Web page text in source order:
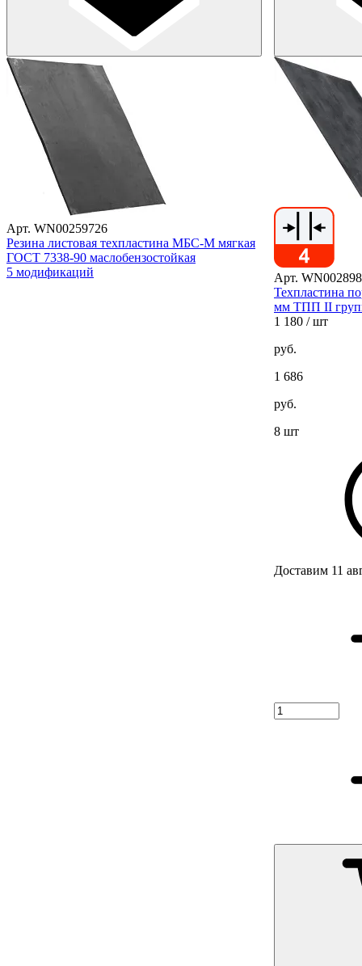
Арт. WN00259726
Резина листовая техпластина МБС-М мягкая
ГОСТ 7338-90 маслобензостойкая
5 модификаций
Арт.
Техпластина
мм ТПП II
1 180 / шт
руб.
1 686
руб.
8 шт
Доставим 11